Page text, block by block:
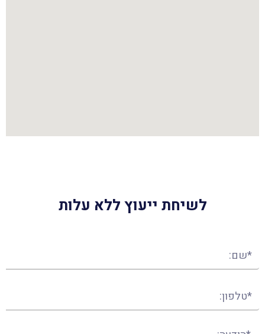
לשיחת ייעוץ ללא עלות